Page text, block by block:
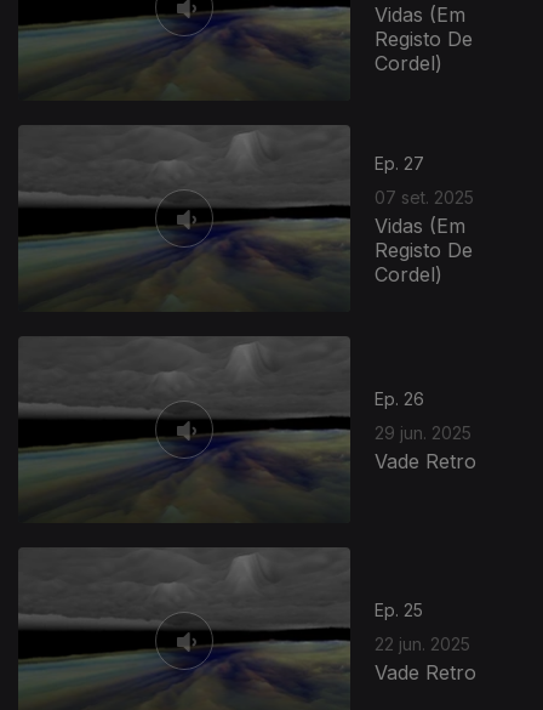
Vidas (Em
Registo De
Cordel)
Ep. 27
07 set. 2025
Vidas (Em
Registo De
Cordel)
Ep. 26
29 jun. 2025
Vade Retro
Ep. 25
22 jun. 2025
Vade Retro